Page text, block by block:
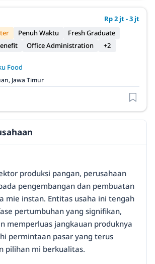
Rp 2 jt - 3 jt
Penuh Waktu
Fresh Graduate
Office Administration +2
Food
Jawa Timur
produksi pangan, perusahaan
pengembangan dan pembuatan
mie instan. Entitas usaha ini tengah
pertumbuhan yang signifikan,
memperluas jangkauan produknya
permintaan pasar yang terus
pilihan mi berkualitas.